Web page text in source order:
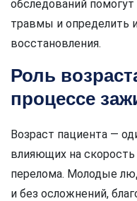
обследований
травмы и определить
восстановления.
Роль
процессе
Возраст пациента —
влияющих на
перелома. Молодые
и без осложнений,